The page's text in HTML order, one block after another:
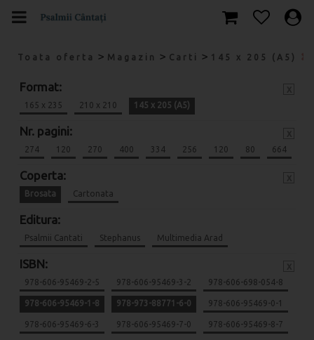
Toata oferta > Magazin > Carti > 145 x 205 (A5)
Format:
165 x 235 210 x 210 145 x 205 (A5)
Nr. pagini:
274 120 270 400 334 256 120 80 664
Coperta:
Brosata Cartonata
Editura:
Psalmii Cantati Stephanus Multimedia Arad
ISBN:
978-606-95469-2-5 978-606-95469-3-2 978-606-698-054-8
978-606-95469-1-8 978-973-88771-6-0 978-606-95469-0-1
978-606-95469-6-3 978-606-95469-7-0 978-606-95469-8-7